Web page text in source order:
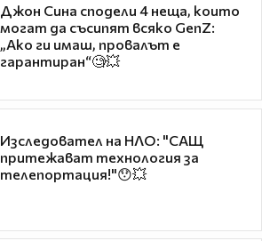
Джон Сина сподели 4 неща, които
могат да съсипят всяко GenZ:
„Ако ги имаш, провалът е
гарантиран“🧐💥
Изследовател на НЛО: "САЩ
притежават технология за
телепортация!"😯💥